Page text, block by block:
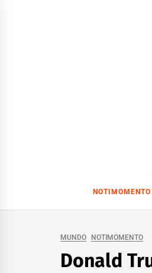
NOTIMOMENTO
MUNDO NOTIMOMENTO
Donald